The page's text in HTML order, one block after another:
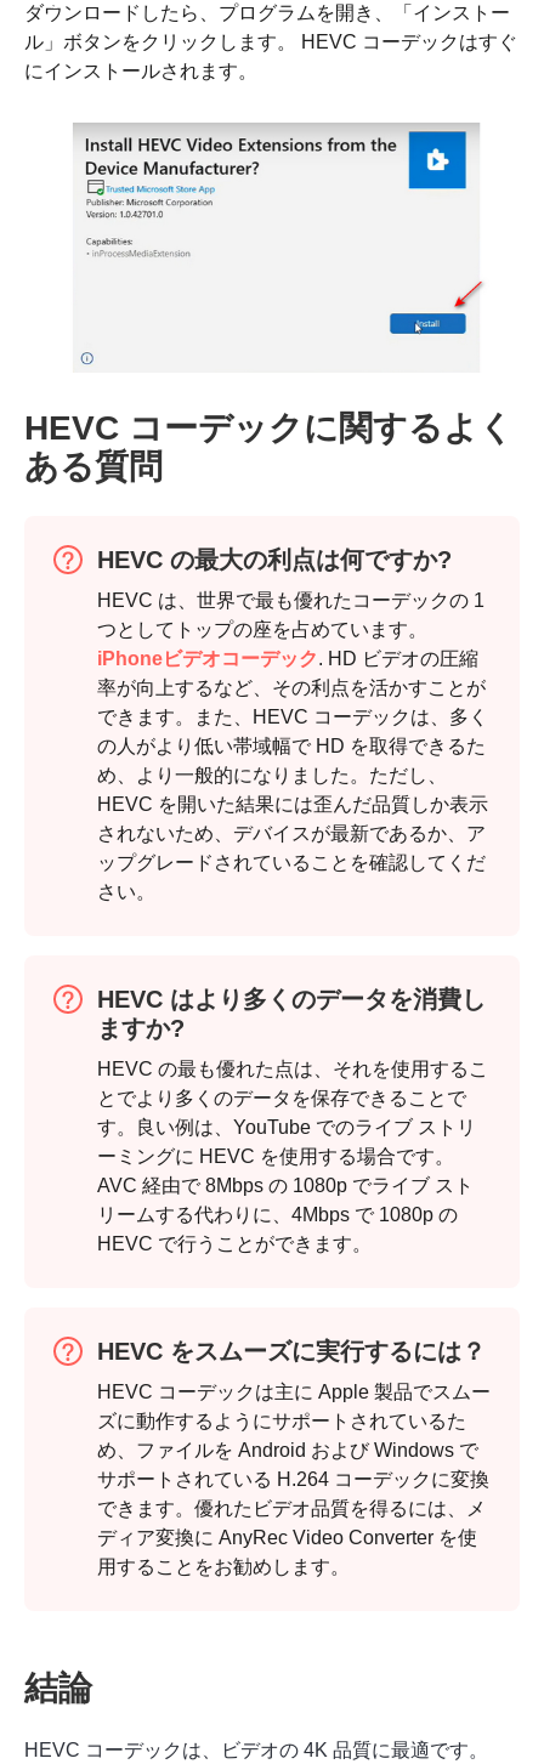
ステップ
ダウンロードしたら、プログラムを開き、「インストー
ル」ボタンをクリックします。 HEVC コーデックはすぐ
にインストールされます。
HEVC コーデックに関するよく
ある質問
HEVC の最大の利点は何ですか?
HEVC は、世界で最も優れたコーデックの 1
つとしてトップの座を占めています。
iPhoneビデオコーデック. HD ビデオの圧縮
率が向上するなど、その利点を活かすことが
できます。また、HEVC コーデックは、多く
の人がより低い帯域幅で HD を取得できるた
め、より一般的になりました。ただし、
HEVC を開いた結果には歪んだ品質しか表示
されないため、デバイスが最新であるか、ア
ップグレードされていることを確認してくだ
さい。
HEVC はより多くのデータを消費し
ますか?
HEVC の最も優れた点は、それを使用するこ
とでより多くのデータを保存できることで
す。良い例は、YouTube でのライブ ストリ
ーミングに HEVC を使用する場合です。
AVC 経由で 8Mbps の 1080p でライブ スト
リームする代わりに、4Mbps で 1080p の
HEVC で行うことができます。
HEVC をスムーズに実行するには？
HEVC コーデックは主に Apple 製品でスムー
ズに動作するようにサポートされているた
め、ファイルを Android および Windows で
サポートされている H.264 コーデックに変換
できます。優れたビデオ品質を得るには、メ
ディア変換に AnyRec Video Converter を使
用することをお勧めします。
結論
HEVC コーデックは、ビデオの 4K 品質に最適です。